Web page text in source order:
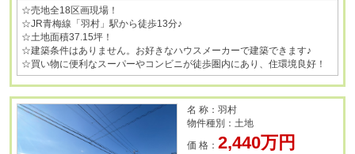
☆売地全18区画現場！
☆JR青梅線「羽村」駅から徒歩13分♪
☆土地面積37.15坪！
☆建築条件はありません。お好きなハウスメーカーで建築できます♪
☆買い物に便利なスーパーやコンビニが徒歩圏内にあり、住環境良好！
名 称：羽村
物件種別：土地
価 格： 2,440万円